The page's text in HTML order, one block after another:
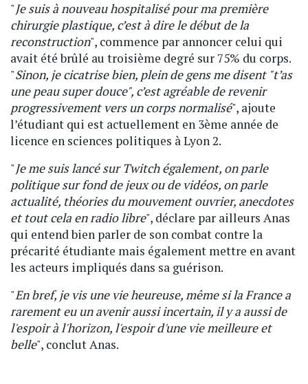
"Je suis à nouveau hospitalisé pour ma première
chirurgie plastique, c’est à dire le début de la
reconstruction", commence par annoncer celui qui
avait été brûlé au troisième degré sur 75% du corps.
"Sinon, je cicatrise bien, plein de gens me disent "t’as
une peau super douce", c’est agréable de revenir
progressivement vers un corps normalisé", ajoute
l’étudiant qui est actuellement en 3ème année de
licence en sciences politiques à Lyon 2.
"Je me suis lancé sur Twitch également, on parle
politique sur fond de jeux ou de vidéos, on parle
actualité, théories du mouvement ouvrier, anecdotes
et tout cela en radio libre", déclare par ailleurs Anas
qui entend bien parler de son combat contre la
précarité étudiante mais également mettre en avant
les acteurs impliqués dans sa guérison.
"En bref, je vis une vie heureuse, même si la France a
rarement eu un avenir aussi incertain, il y a aussi de
l'espoir à l'horizon, l'espoir d'une vie meilleure et
belle", conclut Anas.